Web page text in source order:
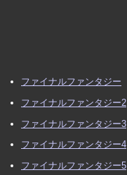
ファイナルファンタジー
ファイナルファンタジー2
ファイナルファンタジー3
ファイナルファンタジー4
ファイナルファンタジー5